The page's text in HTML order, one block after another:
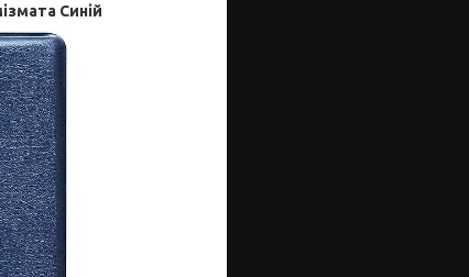
Синій